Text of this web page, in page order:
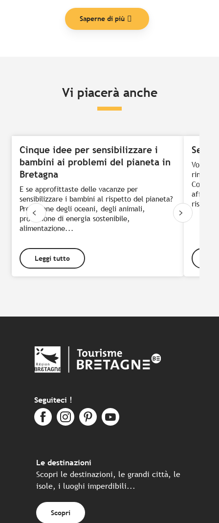
Saperne di più
Vi piacerà anche
Cinque idee per sensibilizzare i
bambini ai problemi del pianeta in
Bretagna
E se approfittaste delle vacanze per
sensibilizzare i bambini al rispetto del pianeta?
Protezione degli oceani, degli animali,
produzione di energia sostenibile,
alimentazione...
Leggi tutto
Sei
Voglia
Seguiteci !
Le destinazioni
Scopri le destinazioni, le grandi città, le
isole, i luoghi imperdibili...
Scopri